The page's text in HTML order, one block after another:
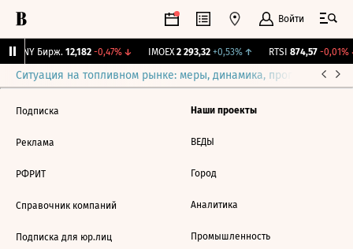
Войти
CNY Бирж. 12,182 -0,47%↓ IMOEX 2 293,32 +0,53%↑ RTSI 874,57 -0,01%
Ситуация на топливном рынке: меры, динамика, прогнозы
Подписка
Реклама
РФРИТ
Справочник компаний
Подписка для юр.лиц
Наши проекты
ВЕДЫ
Город
Аналитика
Промышленность